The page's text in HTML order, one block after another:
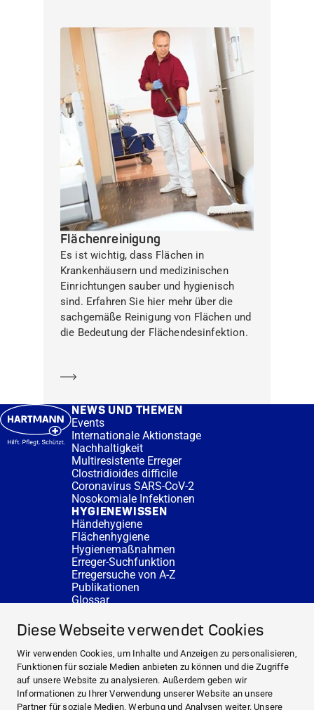
Diese Webseite verwendet Cookies
Wir verwenden Cookies, um Inhalte und Anzeigen zu personalisieren,
Funktionen für soziale Medien anbieten zu können und die Zugriffe
auf unsere Website zu analysieren. Außerdem geben wir
Informationen zu Ihrer Verwendung unserer Website an unsere
Partner für soziale Medien, Werbung und Analysen weiter. Unsere
Flächenreinigung
Es ist wichtig, dass Flächen in
Krankenhäusern und medizinischen
Einrichtungen sauber und hygienisch
sind. Erfahren Sie hier mehr über die
sachgemäße Reinigung von Flächen und
die Bedeutung der Flächendesinfektion.
NEWS UND THEMEN
Events
Internationale Aktionstage
Nachhaltigkeit
Multiresistente Erreger
Clostridioides difficile
Coronavirus SARS-CoV-2
Nosokomiale Infektionen
HYGIENEWISSEN
Händehygiene
Flächenhygiene
Hygienemaßnahmen
Erreger-Suchfunktion
Erregersuche von A-Z
Publikationen
Glossar
SERVICE
Fachberatung
DESINFACTS
Newsletter
Konzentrat-Rechner
Weiterführende Links
Über uns